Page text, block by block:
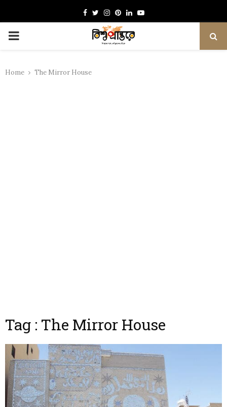
Facebook
TwitterInstagram
Pinterest
LinkedinYoutube
PRIMARY
Home The Mirror House
Tag : The Mirror House